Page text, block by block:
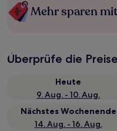
Mehr sparen
Überprüfe die
Heute
9. Aug. - 10. Aug.
Nächstes Wochenende
14. Aug. - 16. Aug.